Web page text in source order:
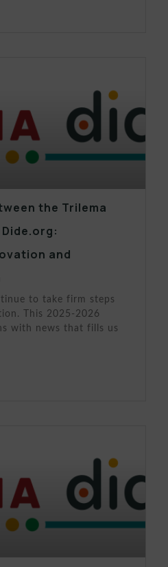
the Trilema
and
to take firm steps
This 2025-2026
with news that fills us